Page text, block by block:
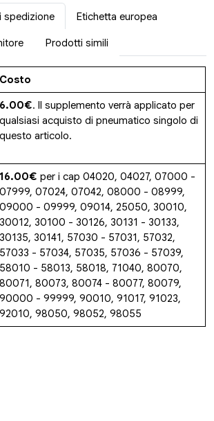
spedizione Etichetta europea
Prodotti simili
Costo
6.00€. Il supplemento verrà applicato per
qualsiasi acquisto di pneumatico singolo di
questo articolo.
16.00€ per i cap 04020, 04027, 07000 -
07999, 07024, 07042, 08000 - 08999,
09000 - 09999, 09014, 25050, 30010,
30012, 30100 - 30126, 30131 - 30133,
30135, 30141, 57030 - 57031, 57032,
57033 - 57034, 57035, 57036 - 57039,
58010 - 58013, 58018, 71040, 80070,
80071, 80073, 80074 - 80077, 80079,
90000 - 99999, 90010, 91017, 91023,
92010, 98050, 98052, 98055